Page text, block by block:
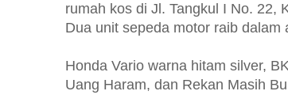
rumah kos di Jl. Tangkul I No. 22,
Dua unit sepeda motor raib dalam
Honda Vario warna hitam silver,
Uang Haram, dan Rekan Masih